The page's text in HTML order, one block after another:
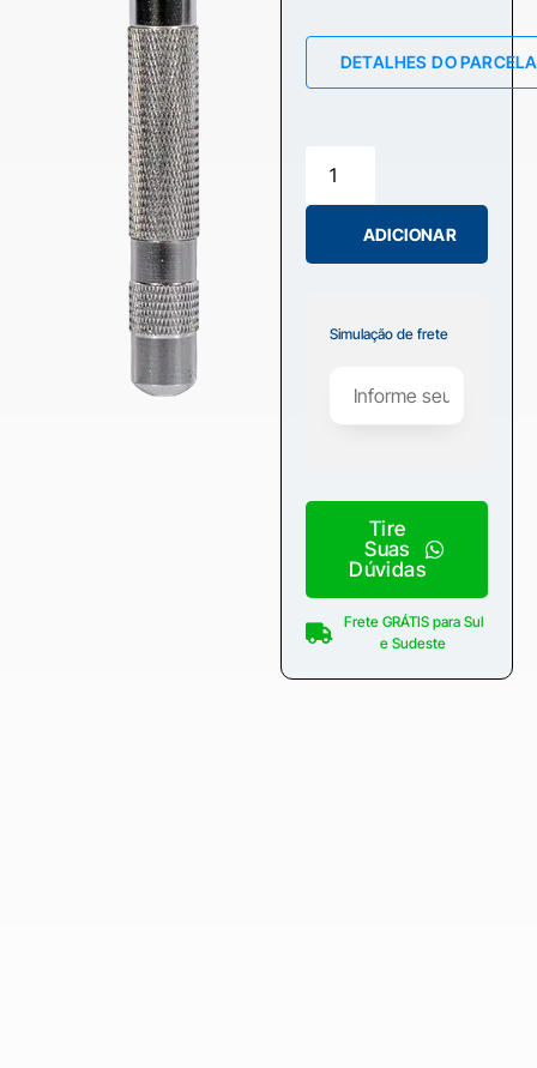
DETALHES DO
ADICIONAR
Simulação de frete
Tire
Suas
Dúvidas
Frete GRÁTIS para Sul
e Sudeste